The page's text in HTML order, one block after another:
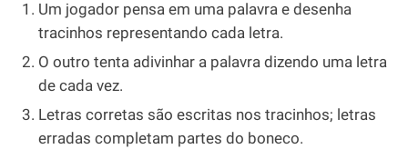
Um jogador pensa em uma palavra e desenha
tracinhos representando cada letra.
O outro tenta adivinhar a palavra dizendo uma letra
de cada vez.
Letras corretas são escritas nos tracinhos; letras
erradas completam partes do boneco.